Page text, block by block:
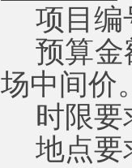
项目编
预算
场中间价。
时限要
地点要